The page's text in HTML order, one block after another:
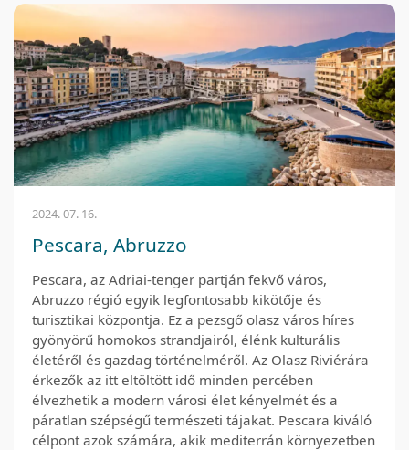
2024. 07. 16.
Pescara, Abruzzo
Pescara, az Adriai-tenger partján fekvő város,
Abruzzo régió egyik legfontosabb kikötője és
turisztikai központja. Ez a pezsgő olasz város híres
gyönyörű homokos strandjairól, élénk kulturális
életéről és gazdag történelméről. Az Olasz Riviérára
érkezők az itt eltöltött idő minden percében
élvezhetik a modern városi élet kényelmét és a
páratlan szépségű természeti tájakat. Pescara kiváló
célpont azok számára, akik mediterrán környezetben